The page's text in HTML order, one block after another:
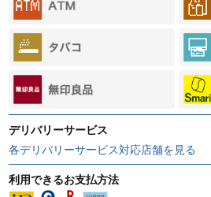
デリバリーサービス
各デリバリーサービス対応店舗を見る
利用できるお支払方法